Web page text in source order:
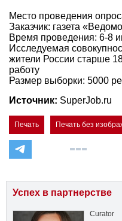
Место проведения
Заказчик: газета
Время проведения: 6-8
Исследуемая
жители России старше
работу
Размер выборки: 5000
Источник: SuperJob.ru
Печать Печать без
Успех в партнерстве
Curator